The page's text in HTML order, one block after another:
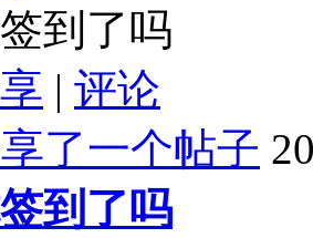
到了吗
| 评论
了一个帖子
到了吗